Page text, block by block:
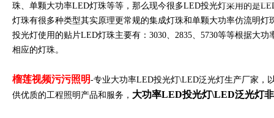
珠、单颗大功率LED灯珠等等，那么现今很多LED投光灯采用的是
灯珠有很多种类型其实原理更常规的集成灯珠和单颗大功率仿流明灯珠一
投光灯使用的贴片LED灯珠主要有：3030、2835、5730等等根
相应的灯珠。
榴莲视频污污照明-专业大功率LED投光灯\LED泛光灯生产厂家，以
供优质的工程照明产品和服务， 大功率LED投光灯\LED泛光灯